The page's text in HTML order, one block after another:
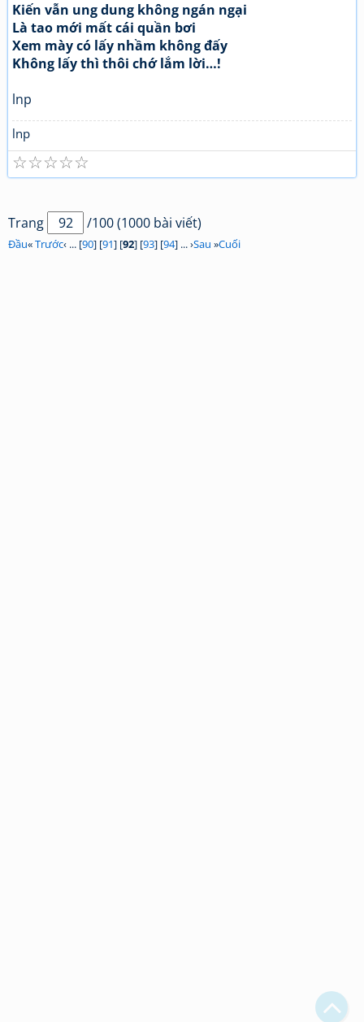
Kiến vẫn ung dung không ngán ngại
Là tao mới mất cái quần bơi
Xem mày có lấy nhầm không đấy
Không lấy thì thôi chớ lắm lời…!
lnp
lnp
☆
☆
☆
☆
☆
Trang /100 (1000 bài viết)
Đầu«Trước‹ ... [90] [91] [92] [93] [94] ... ›Sau »Cuối